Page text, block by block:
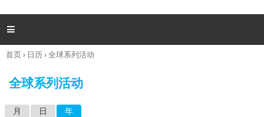

你
这
首页› 日历›全球系列活动
全球系列活动
月 日 年